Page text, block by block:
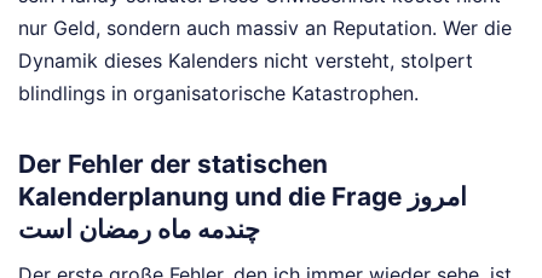
nur Geld, sondern auch massiv an Reputation. Wer die
Dynamik dieses Kalenders nicht versteht, stolpert
blindlings in organisatorische Katastrophen.
Der Fehler der statischen
Kalenderplanung und die Frage امروز
چندمه ماه رمضان است